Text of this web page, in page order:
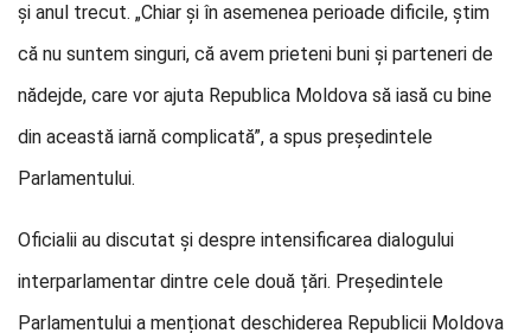
și anul trecut. „Chiar și în asemenea perioade dificile, știm
că nu suntem singuri, că avem prieteni buni și parteneri de
nădejde, care vor ajuta Republica Moldova să iasă cu bine
din această iarnă complicată”, a spus președintele
Parlamentului.
Oficialii au discutat și despre intensificarea dialogului
interparlamentar dintre cele două țări. Președintele
Parlamentului a menționat deschiderea Republicii Moldova